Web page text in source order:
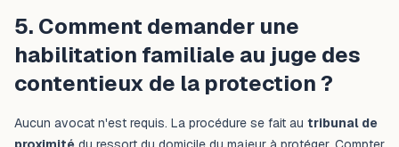
5. Comment demander une
habilitation familiale au juge des
contentieux de la protection ?
Aucun avocat n'est requis. La procédure se fait au tribunal de